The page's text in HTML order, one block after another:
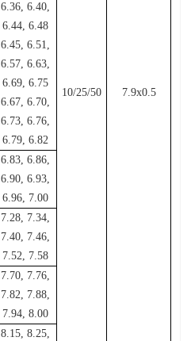
10/25/50 7.9x0.5
6.36, 6.40,
6.44, 6.48
6.45, 6.51,
6.57, 6.63,
6.69, 6.75
6.67, 6.70,
6.73, 6.76,
6.79, 6.82
6.83, 6.86,
6.90, 6.93,
6.96, 7.00
7.28, 7.34,
7.40, 7.46,
7.52, 7.58
7.70, 7.76,
7.82, 7.88,
7.94, 8.00
8.15, 8.25,